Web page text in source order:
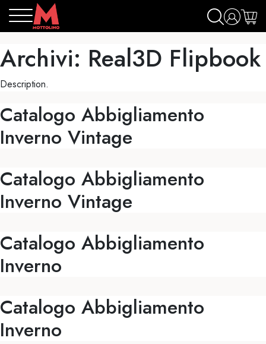
Archivi: Real3D Flipbook
Description.
Catalogo Abbigliamento
Inverno Vintage
Catalogo Abbigliamento
Inverno Vintage
Catalogo Abbigliamento
Inverno
Catalogo Abbigliamento
Inverno